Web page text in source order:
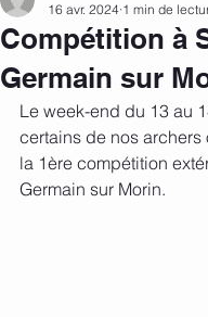
Compétition à
Germain sur
16 avr. 2024 1 min de
Le week-end du 13 au
certains de nos
la 1ère compétition
Germain sur Morin.